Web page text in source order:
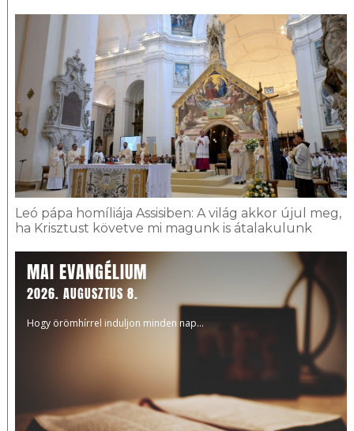
Leó pápa homíliája Assisiben: A világ akkor újul meg,
ha Krisztust követve mi magunk is átalakulunk
MAI EVANGÉLIUM
2026. AUGUSZTUS 8.
Hogy örömhírrel induljon minden nap...